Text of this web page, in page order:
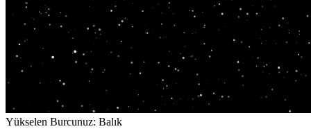
Yükselen Burcunuz: Balık